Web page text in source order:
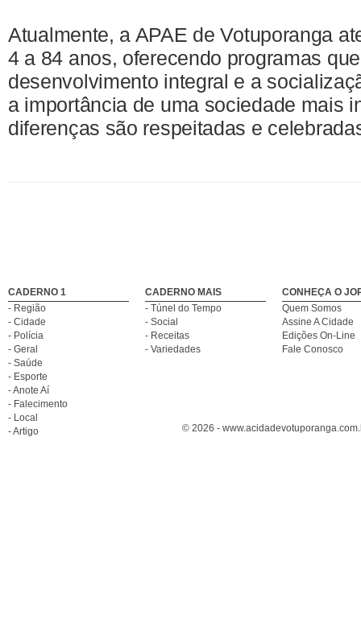
Atualmente, a APAE de Votuporanga
4 a 84 anos, oferecendo programas
desenvolvimento integral e a
a importância de uma sociedade mais
diferenças são respeitadas e
CADERNO 1
- Região
- Cidade
- Polícia
- Geral
- Saúde
- Esporte
- Anote Aí
- Falecimento
- Local
- Artigo
CADERNO MAIS
- Túnel do Tempo
- Social
- Receitas
- Variedades
CONHEÇA O
Quem Somos
Assine A Cidade
Edições On-Line
Fale Conosco
© 2026 -